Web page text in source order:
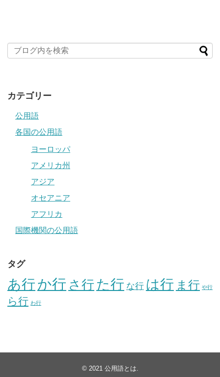
カテゴリー
公用語
各国の公用語
ヨーロッパ
アメリカ州
アジア
オセアニア
アフリカ
国際機関の公用語
タグ
あ行か行 さ行た行 な行 は行 ま行 や行
ら行 わ行
© 2021 公用語とは.